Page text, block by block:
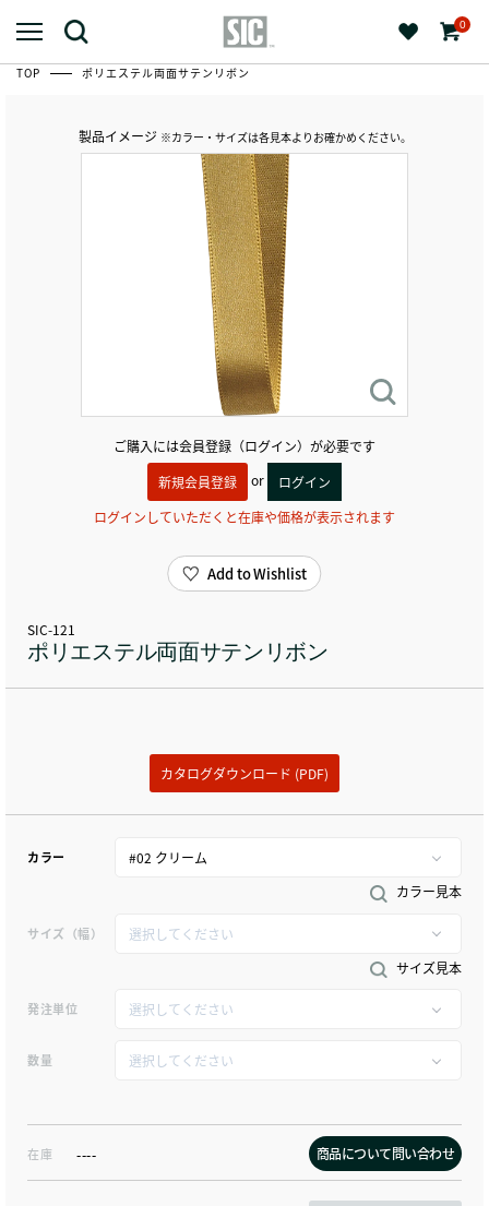
0
TOP ポリエステル両面サテンリボン
製品イメージ ※カラー・サイズは各見本よりお確かめください。
ご購入には会員登録（ログイン）が必要です
新規会員登録
or
ログイン
ログインしていただくと在庫や価格が表示されます
SIC-121
ポリエステル両面サテンリボン
カタログダウンロード (PDF)
カラー
カラー見本
サイズ（幅）
サイズ見本
発注単位
数量
在庫 ---- 商品について問い合わせ
Add to Wishlist